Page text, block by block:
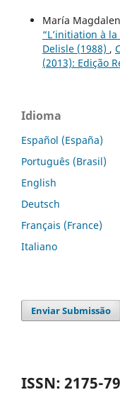
María
“L’initiation à
Delisle (1988) ,
(2013): Edição
Idioma
Español (España)
Português (Brasil)
English
Deutsch
Français (France)
Italiano
Enviar Submissão
ISSN: 2175-